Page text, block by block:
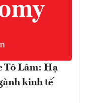
Tô Lâm: Hạ
kinh tế